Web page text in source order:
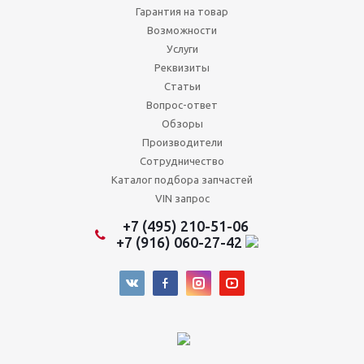
Гарантия на товар
Возможности
Услуги
Реквизиты
Статьи
Вопрос-ответ
Обзоры
Производители
Сотрудничество
Каталог подбора запчастей
VIN запрос
+7 (495) 210-51-06
+7 (916) 060-27-42